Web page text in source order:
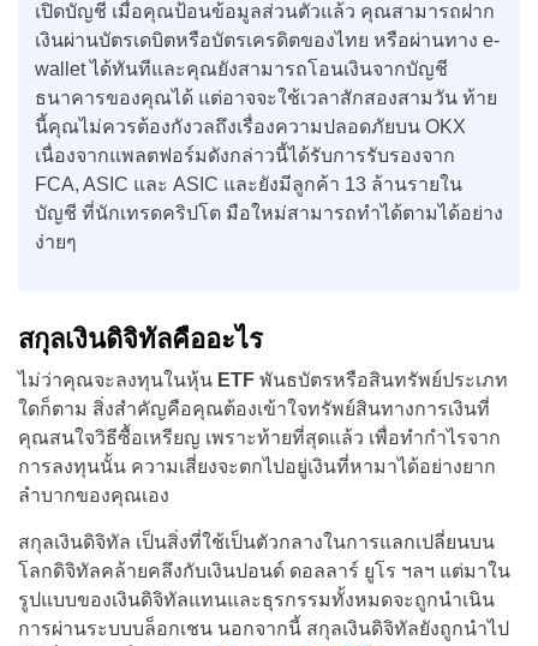
เปิดบัญชี เมื่อคุณป้อนข้อมูลส่วนตัวแล้ว คุณสามารถฝาก
เงินผ่านบัตรเดบิตหรือบัตรเครดิตของไทย หรือผ่านทาง e-
wallet ได้ทันทีและคุณยังสามารถโอนเงินจากบัญชี
ธนาคารของคุณได้ แต่อาจจะใช้เวลาสักสองสามวัน ท้าย
นี้คุณไม่ควรต้องกังวลถึงเรื่องความปลอดภัยบน OKX
เนื่องจากแพลตฟอร์มดังกล่าวนี้ได้รับการรับรองจาก
FCA, ASIC และ ASIC และยังมีลูกค้า 13 ล้านรายใน
บัญชี ที่นักเทรดคริปโต มือใหม่สามารถทำได้ตามได้อย่าง
ง่ายๆ
สกุลเงินดิจิทัลคืออะไร
ไม่ว่าคุณจะลงทุนในหุ้น ETF พันธบัตรหรือสินทรัพย์ประเภท
ใดก็ตาม สิ่งสำคัญคือคุณต้องเข้าใจทรัพย์สินทางการเงินที่
คุณสนใจวิธีซื้อเหรียญ เพราะท้ายที่สุดแล้ว เพื่อทำกำไรจาก
การลงทุนนั้น ความเสี่ยงจะตกไปอยู่เงินที่หามาได้อย่างยาก
ลำบากของคุณเอง
สกุลเงินดิจิทัล เป็นสิ่งที่ใช้เป็นตัวกลางในการแลกเปลี่ยนบน
โลกดิจิทัลคล้ายคลึงกับเงินปอนด์ ดอลลาร์ ยูโร ฯลฯ แต่มาใน
รูปแบบของเงินดิจิทัลแทนและธุรกรรมทั้งหมดจะถูกนำเนิน
การผ่านระบบบล็อกเชน นอกจากนี้ สกุลเงินดิจิทัลยังถูกนำไป